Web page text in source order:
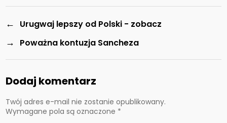
← Urugwaj lepszy od Polski - zobacz
→ Poważna kontuzja Sancheza
Dodaj komentarz
Twój adres e-mail nie zostanie opublikowany.
Wymagane pola są oznaczone *